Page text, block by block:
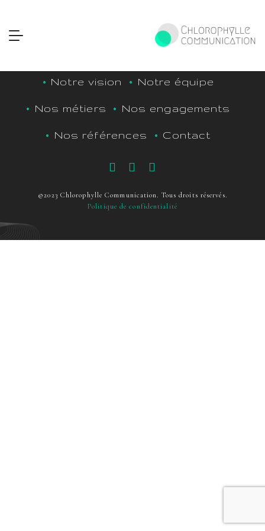
Notre vision Notre équipe
Nos métiers Nos engagements
Nos références Contact
©2023 Chlorophylle Communication. Tous droits réservés.
Politique de confidentialité